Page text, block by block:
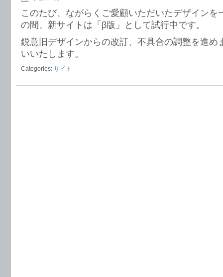
このたび、ながらくご愛顧いただいたデザインを
の間、新サイトは「β版」として試行中です。
鋭意旧デザインからの改訂、不具合の調整を進め
いいたします。
Categories: サイト